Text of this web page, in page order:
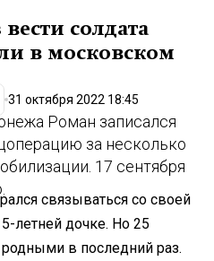
солдата
в московском
31 октября 2022 18:45
Роман записался
за несколько
17 сентября
связываться со своей
летней дочке. Но 25
родными в последний раз.